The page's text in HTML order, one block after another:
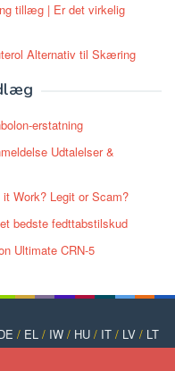
tillæg | Er det virkelig
Alternativ til Skæring
erstatning
Udtalelser &
Work? Legit or Scam?
bedste fedttabstilskud
Ultimate CRN-5
/ EL/ IW/ HU/ IT/ LV/ LT
/ES/SV/TR/UK